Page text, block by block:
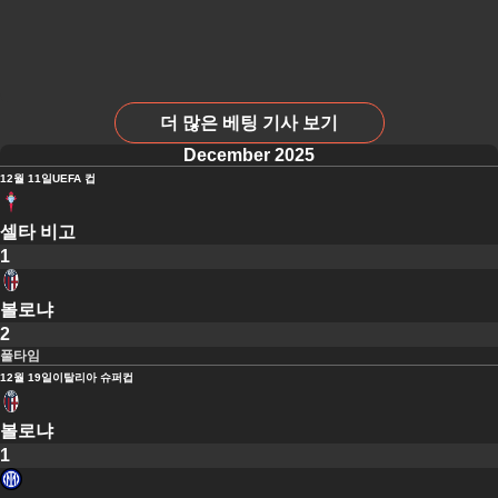
더 많은 베팅 기사 보기
December 2025
12월 11일UEFA 컵
셀타 비고
1
볼로냐
2
풀타임
12월 19일이탈리아 슈퍼컵
볼로냐
1